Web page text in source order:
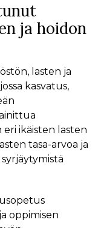
ja hoidon
lasten ja
kasvatus,
ikäisten lasten
tasa-arvoa ja
oppimisen